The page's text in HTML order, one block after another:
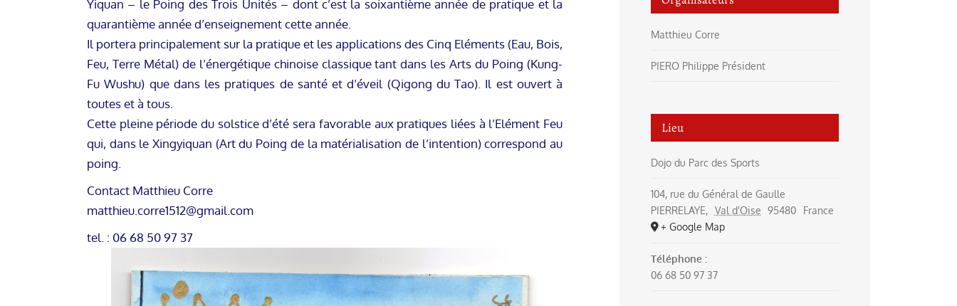
Yiquan – le Poing des Trois Unités – dont c’est la soixantième année de pratique et la
quarantième année d’enseignement cette année.
Il portera principalement sur la pratique et les applications des Cinq Eléments (Eau, Bois,
Feu, Terre Métal) de l’énergétique chinoise classique tant dans les Arts du Poing (Kung-
Fu Wushu) que dans les pratiques de santé et d’éveil (Qigong du Tao). Il est ouvert à
toutes et à tous.
Cette pleine période du solstice d’été sera favorable aux pratiques liées à l’Elément Feu
qui, dans le Xingyiquan (Art du Poing de la matérialisation de l’intention) correspond au
poing.
Contact Matthieu Corre
matthieu.corre1512@gmail.com
tel. : 06 68 50 97 37
Matthieu Corre
PIERO Philippe Président
Lieu
Dojo du Parc des Sports
104, rue du Général de Gaulle
PIERRELAYE, Val d'Oise 95480
France
+ Google Map
Téléphone :
06 68 50 97 37